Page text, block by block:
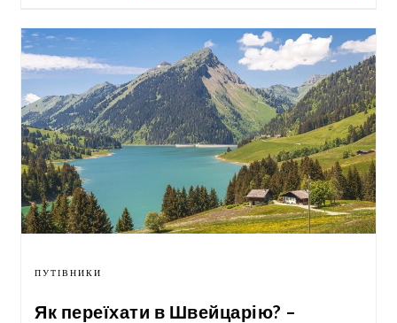
ПУТІВНИКИ
Як переїхати в Швейцарію? –